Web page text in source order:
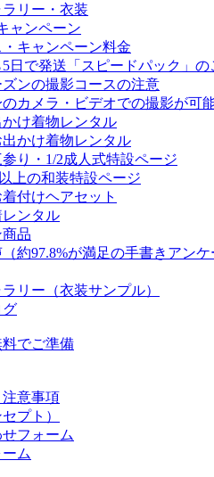
リー・衣装
ャンペーン
キャンペーン料金
日で発送「スピードパック」の
ンの撮影コースの注意
カメラ・ビデオでの撮影が可
け着物レンタル
かけ着物レンタル
り・1/2成人式特設ページ
上の和装特設ページ
付けヘアセット
ンタル
品
約97.8%が満足の手書きアンケ
リー（衣装サンプル）
グ
でご準備
意事項
プト）
フォーム
ム